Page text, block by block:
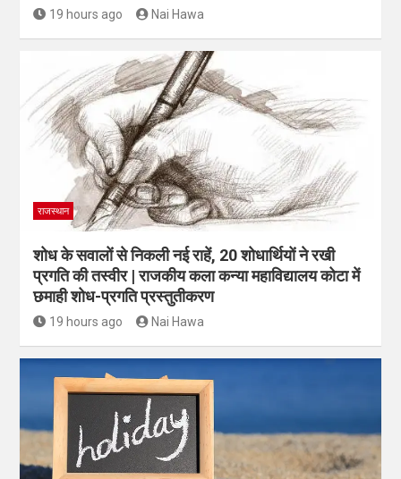
19 hours ago Nai Hawa
राजस्थान
शोध के सवालों से निकली नई राहें, 20 शोधार्थियों ने रखी
प्रगति की तस्वीर | राजकीय कला कन्या महाविद्यालय कोटा में
छमाही शोध-प्रगति प्रस्तुतीकरण
19 hours ago Nai Hawa